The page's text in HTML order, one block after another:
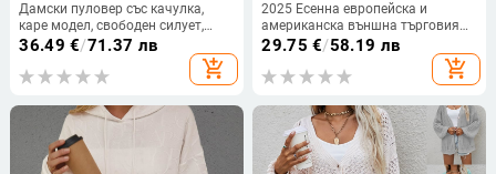
Дамски пуловер със качулка,
каре модел, свободен силует,
дълги ръкави
36.49 €/71.37 лв
add_shopping_cart
2025 Есенна европейска и
американска външна търговия
Amazon Aliexpress Независима
станция Доставка Кухи плътен
цвят Елегантен плетен кардиган
29.75 €/58.19 лв
add_shopping_cart